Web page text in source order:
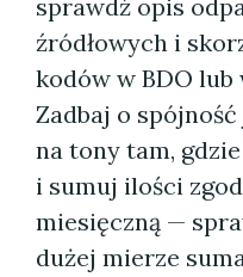
sprawdź opis
źródłowych i
kodów w BDO lub
Zadbaj o
na tony tam,
i sumuj ilości
miesięczną —
dużej mierze